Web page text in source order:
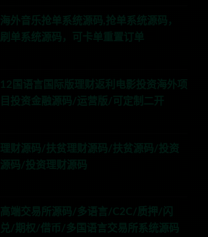
海外音乐抢单系统源码,抢单系统源码，
刷单系统源码，可卡单重置订单
12国语言国际版理财返利电影投资海外项
目投资金融源码/运营版/可定制二开
理财源码/扶贫理财源码/扶贫源码/投资
源码/投资理财源码
高端交易所源码/多语言/C2C/质押/闪
兑/期权/借币/多国语言交易所系统源码